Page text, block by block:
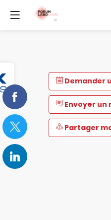
Demander
Envoyer un
Partager